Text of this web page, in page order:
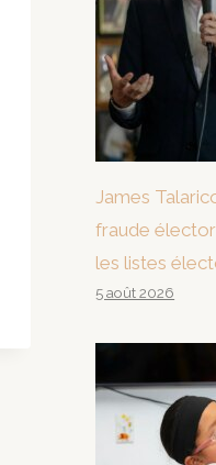
James
fraude
les listes
5 août 2026